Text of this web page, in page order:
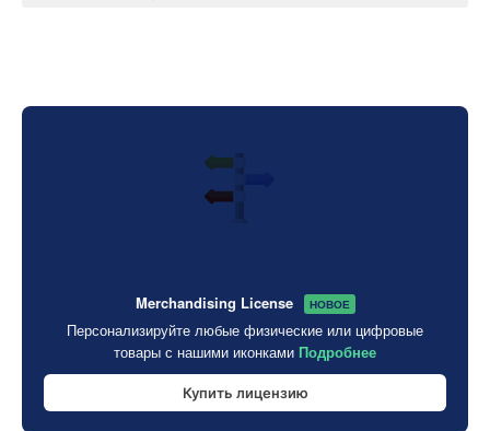
Merchandising License НОВОЕ
Персонализируйте любые физические или цифровые
товары с нашими иконками Подробнее
Купить лицензию